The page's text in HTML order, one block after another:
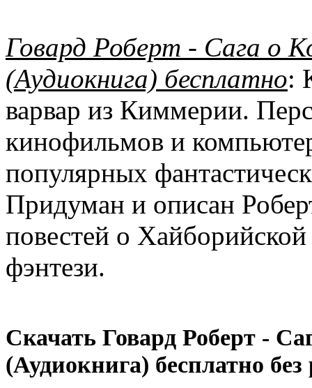
Говард Роберт - Сага о
(Аудиокнига) бесплатно:
варвар из Киммерии.
кинофильмов и
популярных
Придуман и описан
повестей о
фэнтези.
Скачать Говард Роберт -
(Аудиокнига) бесплатно